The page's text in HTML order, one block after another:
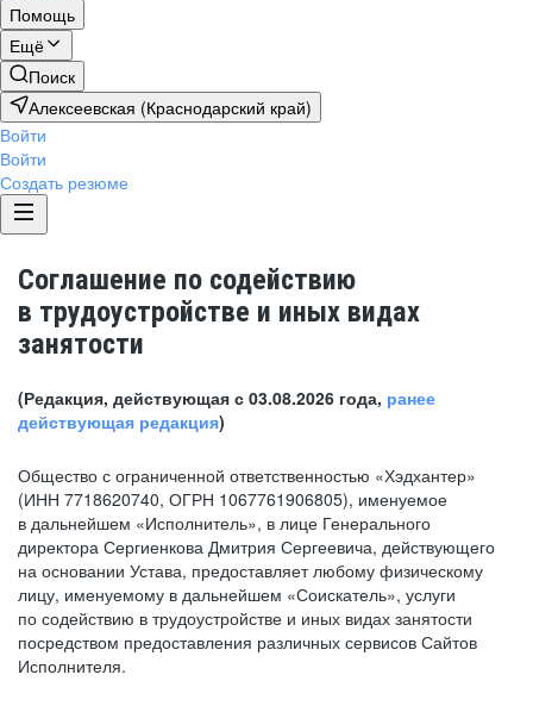
Помощь
Ещё
Поиск
Алексеевская (Краснодарский край)
Войти
Войти
Создать резюме
Соглашение по содействию
в трудоустройстве и иных видах
занятости
(Редакция, действующая с 03.08.2026 года, ранее
действующая редакция)
Общество с ограниченной ответственностью «Хэдхантер»
(ИНН 7718620740, ОГРН 1067761906805), именуемое
в дальнейшем «Исполнитель», в лице Генерального
директора Сергиенкова Дмитрия Сергеевича, действующего
на основании Устава, предоставляет любому физическому
лицу, именуемому в дальнейшем «Соискатель», услуги
по содействию в трудоустройстве и иных видах занятости
посредством предоставления различных сервисов Сайтов
Исполнителя.